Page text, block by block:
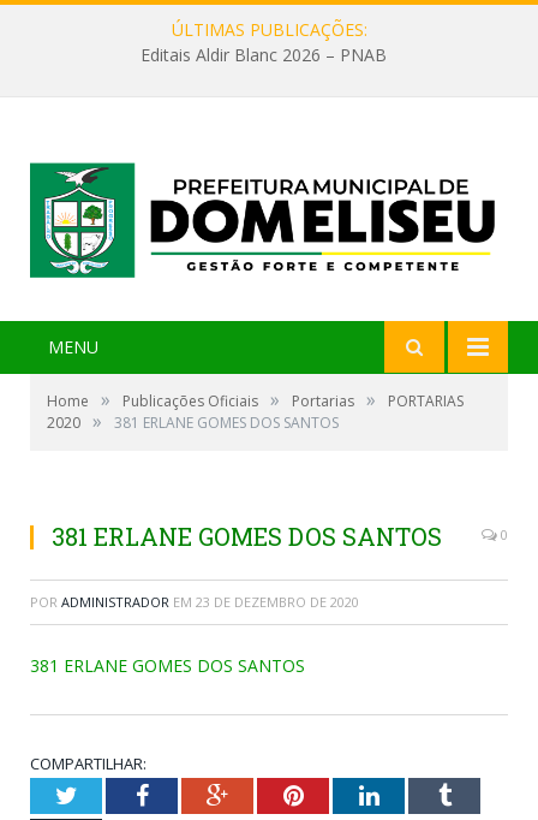
ÚLTIMAS PUBLICAÇÕES:
Editais Aldir Blanc 2026 – PNAB
MENU
Home » Publicações Oficiais » Portarias »
PORTARIAS
2020 » 381 ERLANE GOMES DOS SANTOS
381 ERLANE GOMES DOS SANTOS 0
POR ADMINISTRADOR EM 23 DE DEZEMBRO DE 2020
381 ERLANE GOMES DOS SANTOS
COMPARTILHAR:
TwitterFacebookGoogle+PinterestLinkedInTumblr